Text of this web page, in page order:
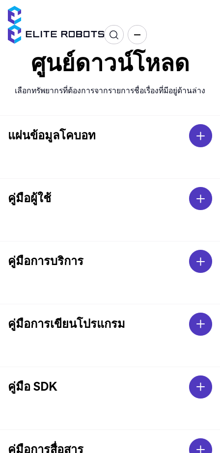
ศูนย์ดาวน์โหลด
เลือกทรัพยากรที่ต้องการจากรายการชื่อเรื่องที่มีอยู่ด้านล่าง
แผ่นข้อมูลโคบอท
คู่มือผู้ใช้
คู่มือการบริการ
คู่มือการเขียนโปรแกรม
คู่มือ SDK
คู่มือการสื่อสาร